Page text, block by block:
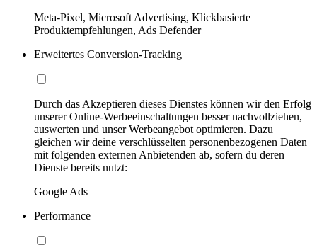
Meta-Pixel, Microsoft Advertising, Klickbasierte
Produktempfehlungen, Ads Defender
Erweitertes Conversion-Tracking
Durch das Akzeptieren dieses Dienstes können wir den Erfolg
unserer Online-Werbeeinschaltungen besser nachvollziehen,
auswerten und unser Werbeangebot optimieren. Dazu
gleichen wir deine verschlüsselten personenbezogenen Daten
mit folgenden externen Anbietenden ab, sofern du deren
Dienste bereits nutzt:
Google Ads
Performance